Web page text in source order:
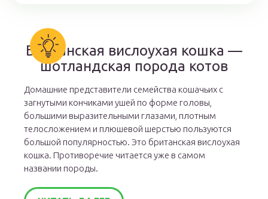
Британская вислоухая кошка —
шотландская порода котов
Домашние представители семейства кошачьих с
загнутыми кончиками ушей по форме головы,
большими выразительными глазами, плотным
телосложением и плюшевой шерстью пользуются
большой популярностью. Это британская вислоухая
кошка. Противоречие читается уже в самом
названии породы.